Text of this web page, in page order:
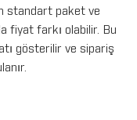
standart paket ve
fiyat farkı olabilir. Bu
gösterilir ve sipariş